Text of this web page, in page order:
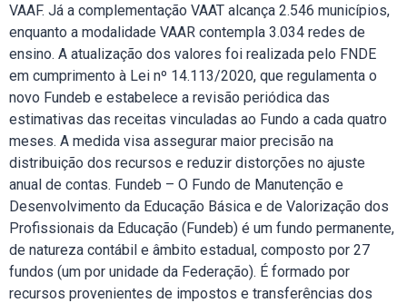
VAAF. Já a complementação VAAT alcança 2.546 municípios,
enquanto a modalidade VAAR contempla 3.034 redes de
ensino. A atualização dos valores foi realizada pelo FNDE
em cumprimento à Lei nº 14.113/2020, que regulamenta o
novo Fundeb e estabelece a revisão periódica das
estimativas das receitas vinculadas ao Fundo a cada quatro
meses. A medida visa assegurar maior precisão na
distribuição dos recursos e reduzir distorções no ajuste
anual de contas. Fundeb – O Fundo de Manutenção e
Desenvolvimento da Educação Básica e de Valorização dos
Profissionais da Educação (Fundeb) é um fundo permanente,
de natureza contábil e âmbito estadual, composto por 27
fundos (um por unidade da Federação). É formado por
recursos provenientes de impostos e transferências dos